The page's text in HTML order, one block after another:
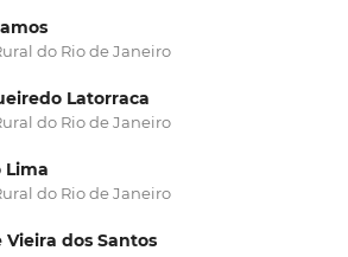
do Rio de Janeiro
Latorraca
do Rio de Janeiro
Lima
do Rio de Janeiro
dos Santos